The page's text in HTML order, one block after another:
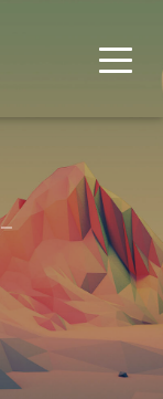
_